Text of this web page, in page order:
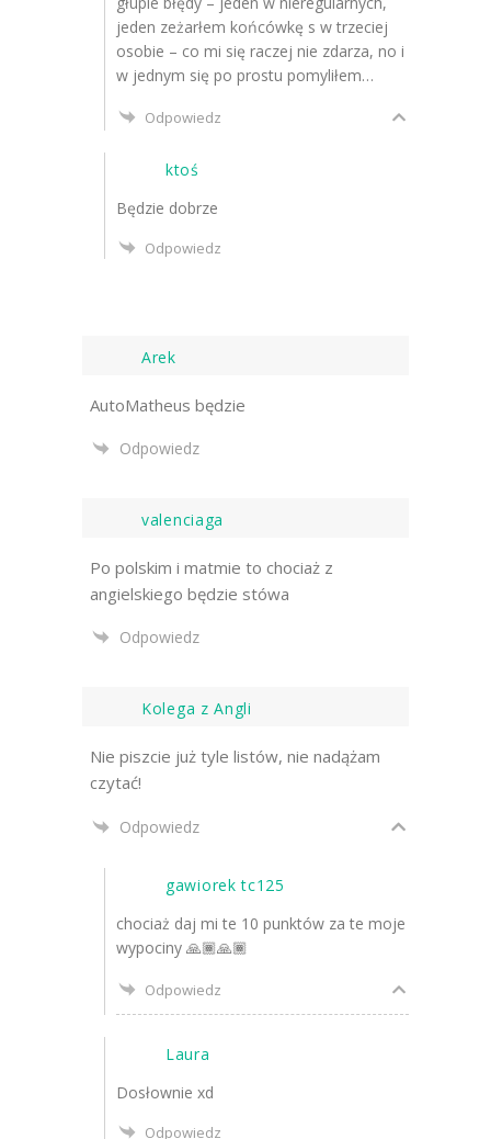
jeden zeżarłem końcówkę s w trzeciej
osobie – co mi się raczej nie zdarza, no i
w jednym się po prostu pomyliłem…
Odpowiedz
ktoś
Będzie dobrze
Odpowiedz
Arek
AutoMatheus będzie
Odpowiedz
valenciaga
Po polskim i matmie to chociaż z
angielskiego będzie stówa
Odpowiedz
Kolega z Angli
Nie piszcie już tyle listów, nie nadążam
czytać!
Odpowiedz
gawiorek tc125
chociaż daj mi te 10 punktów za te moje
wypociny 🙏🏾🙏🏾
Odpowiedz
Laura
Dosłownie xd
Odpowiedz